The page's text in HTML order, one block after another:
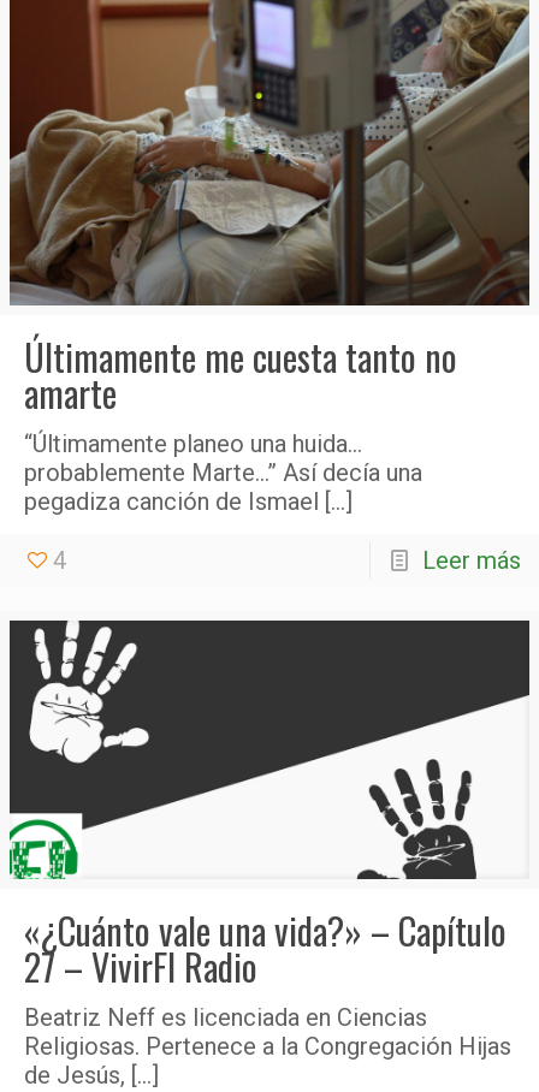
Últimamente me cuesta tanto no
amarte
“Últimamente planeo una huida…
probablemente Marte…” Así decía una
pegadiza canción de Ismael […]
4 Leer más
«¿Cuánto vale una vida?» – Capítulo
27 – VivirFI Radio
Beatriz Neff es licenciada en Ciencias
Religiosas. Pertenece a la Congregación Hijas
de Jesús, […]